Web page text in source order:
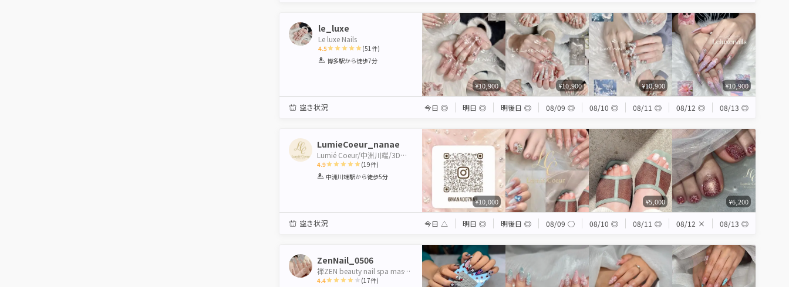
le_luxe
Le luxe Nails
4.5
1 2 3 4 5
(51 件)
博多駅から徒歩7分
¥10,900 ¥10,900 ¥10,900 ¥10,900
空き状況 今日 ◎ 明日 ◎ 明後日 ◎ 08/09 ◎ 08/10 ◎ 08/11 ◎ 08/12 ◎ 08/13 ◎
LumieCoeur_nanae
Lumié Coeur/中洲川端/3Dアート/ワンホン風
4.9
1 2 3 4 5
(19件)
中洲川端駅から徒歩5分
¥10,000 ¥5,000 ¥6,200
空き状況 今日 △ 明日 ◎ 明後日 ◎ 08/09 ◯ 08/10 ◎ 08/11 ◎ 08/12 × 08/13 ◎
ZenNail_0506
禅ZEN beauty nail spa massage
4.4 (17件)